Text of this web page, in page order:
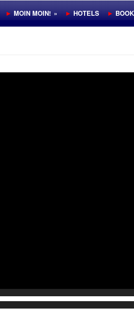
► MOIN MOIN! » ► HOTELS ►